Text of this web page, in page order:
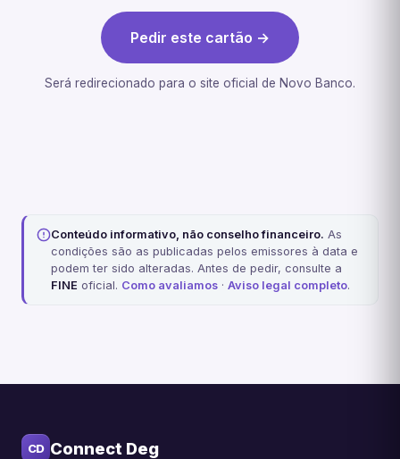
Pedir este cartão →
Será redirecionado para o site oficial de Novo Banco.
Conteúdo informativo, não conselho financeiro. As
condições são as publicadas pelos emissores à data e
podem ter sido alteradas. Antes de pedir, consulte a
FINE oficial. Como avaliamos · Aviso legal completo.
CD Connect Deg